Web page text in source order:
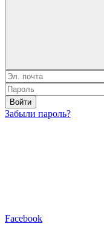
Войти
Забыли пароль?
Facebook